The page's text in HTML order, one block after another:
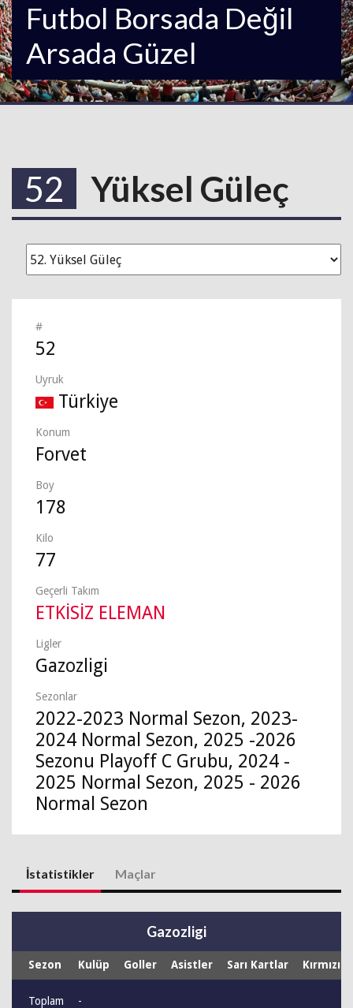
Futbol Borsada Değil
Arsada Güzel
52 Yüksel Güleç
#
52
Uyruk
Türkiye
Konum
Forvet
Boy
178
Kilo
77
Geçerli Takım
ETKİSİZ ELEMAN
Ligler
Gazozligi
Sezonlar
2022-2023 Normal Sezon, 2023-
2024 Normal Sezon, 2025 -2026
Sezonu Playoff C Grubu, 2024 -
2025 Normal Sezon, 2025 - 2026
Normal Sezon
İstatistikler Maçlar
Gazozligi
Sezon Kulüp Goller Asistler Sarı Kartlar Kırmızı
Toplam -